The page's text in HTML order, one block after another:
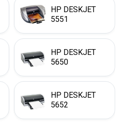
HP DESKJET
5551
HP DESKJET
5650
HP DESKJET
5652